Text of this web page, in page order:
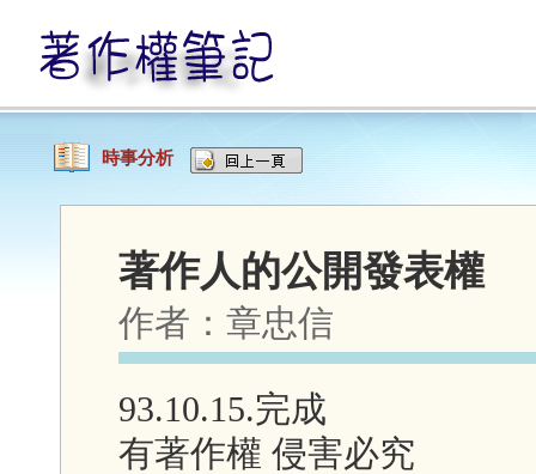
時事分析
著作人的公開發表權
作者： 章忠信
93.10.15.完成
有著作權 侵害必究